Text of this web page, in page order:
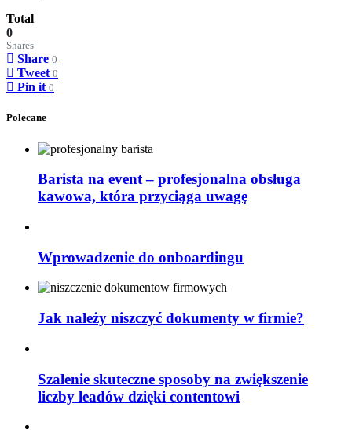
Total
0
Shares
Share 0
Tweet 0
Pin it 0
Polecane
Barista na event – profesjonalna obsługa
kawowa, która przyciąga uwagę
Wprowadzenie do onboardingu
Jak należy niszczyć dokumenty w firmie?
Szalenie skuteczne sposoby na zwiększenie
liczby leadów dzięki contentowi